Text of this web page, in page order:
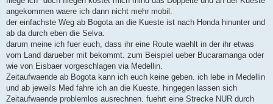
angekommen waere ich dann nicht mehr mobil.
der einfachste Weg ab Bogota an die Kueste ist nach Honda hinunter und
ab da durch eben die Selva.
darum meine ich fuer euch, dass ihr eine Route waehlt in der ihr etwas
vom Land darueber mit bekommt. zum Beispiel ueber Bucaramanga oder
wie von Eisbaer vorgeschlagen via Medellin.
Zeitaufwaende ab Bogota kann ich euch keine geben. ich lebe in Medellin
und ab jeweils Med fahre ich an die Kueste. hingegen lassen sich
Zeitaufwaende problemlos ausrechnen. fuehrt eine Strecke NUR durch